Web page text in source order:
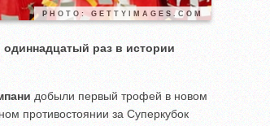
PHOTO: GETTYIMAGES.COM
раз в истории
добыли первый трофей в новом
противостоянии за Суперкубок